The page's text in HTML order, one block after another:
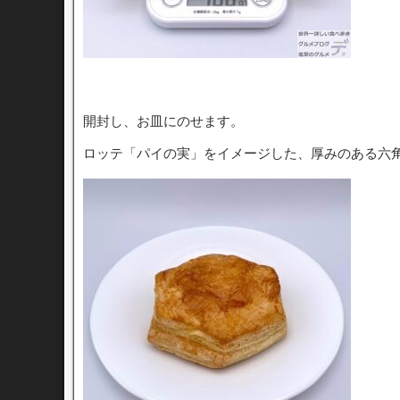
開封し、お皿にのせます。
ロッテ「パイの実」をイメージした、厚みのある六